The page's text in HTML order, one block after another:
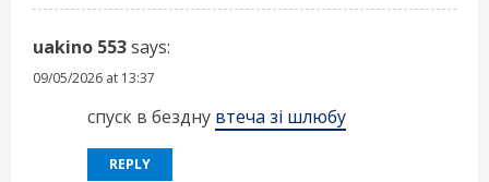
uakino 553says:
09/05/2026 at 13:37
спуск в бездну втеча зі шлюбу
REPLY